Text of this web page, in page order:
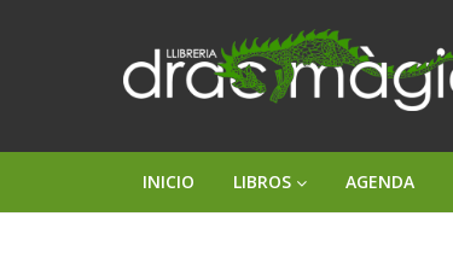
INICIO LIBROS AGENDA